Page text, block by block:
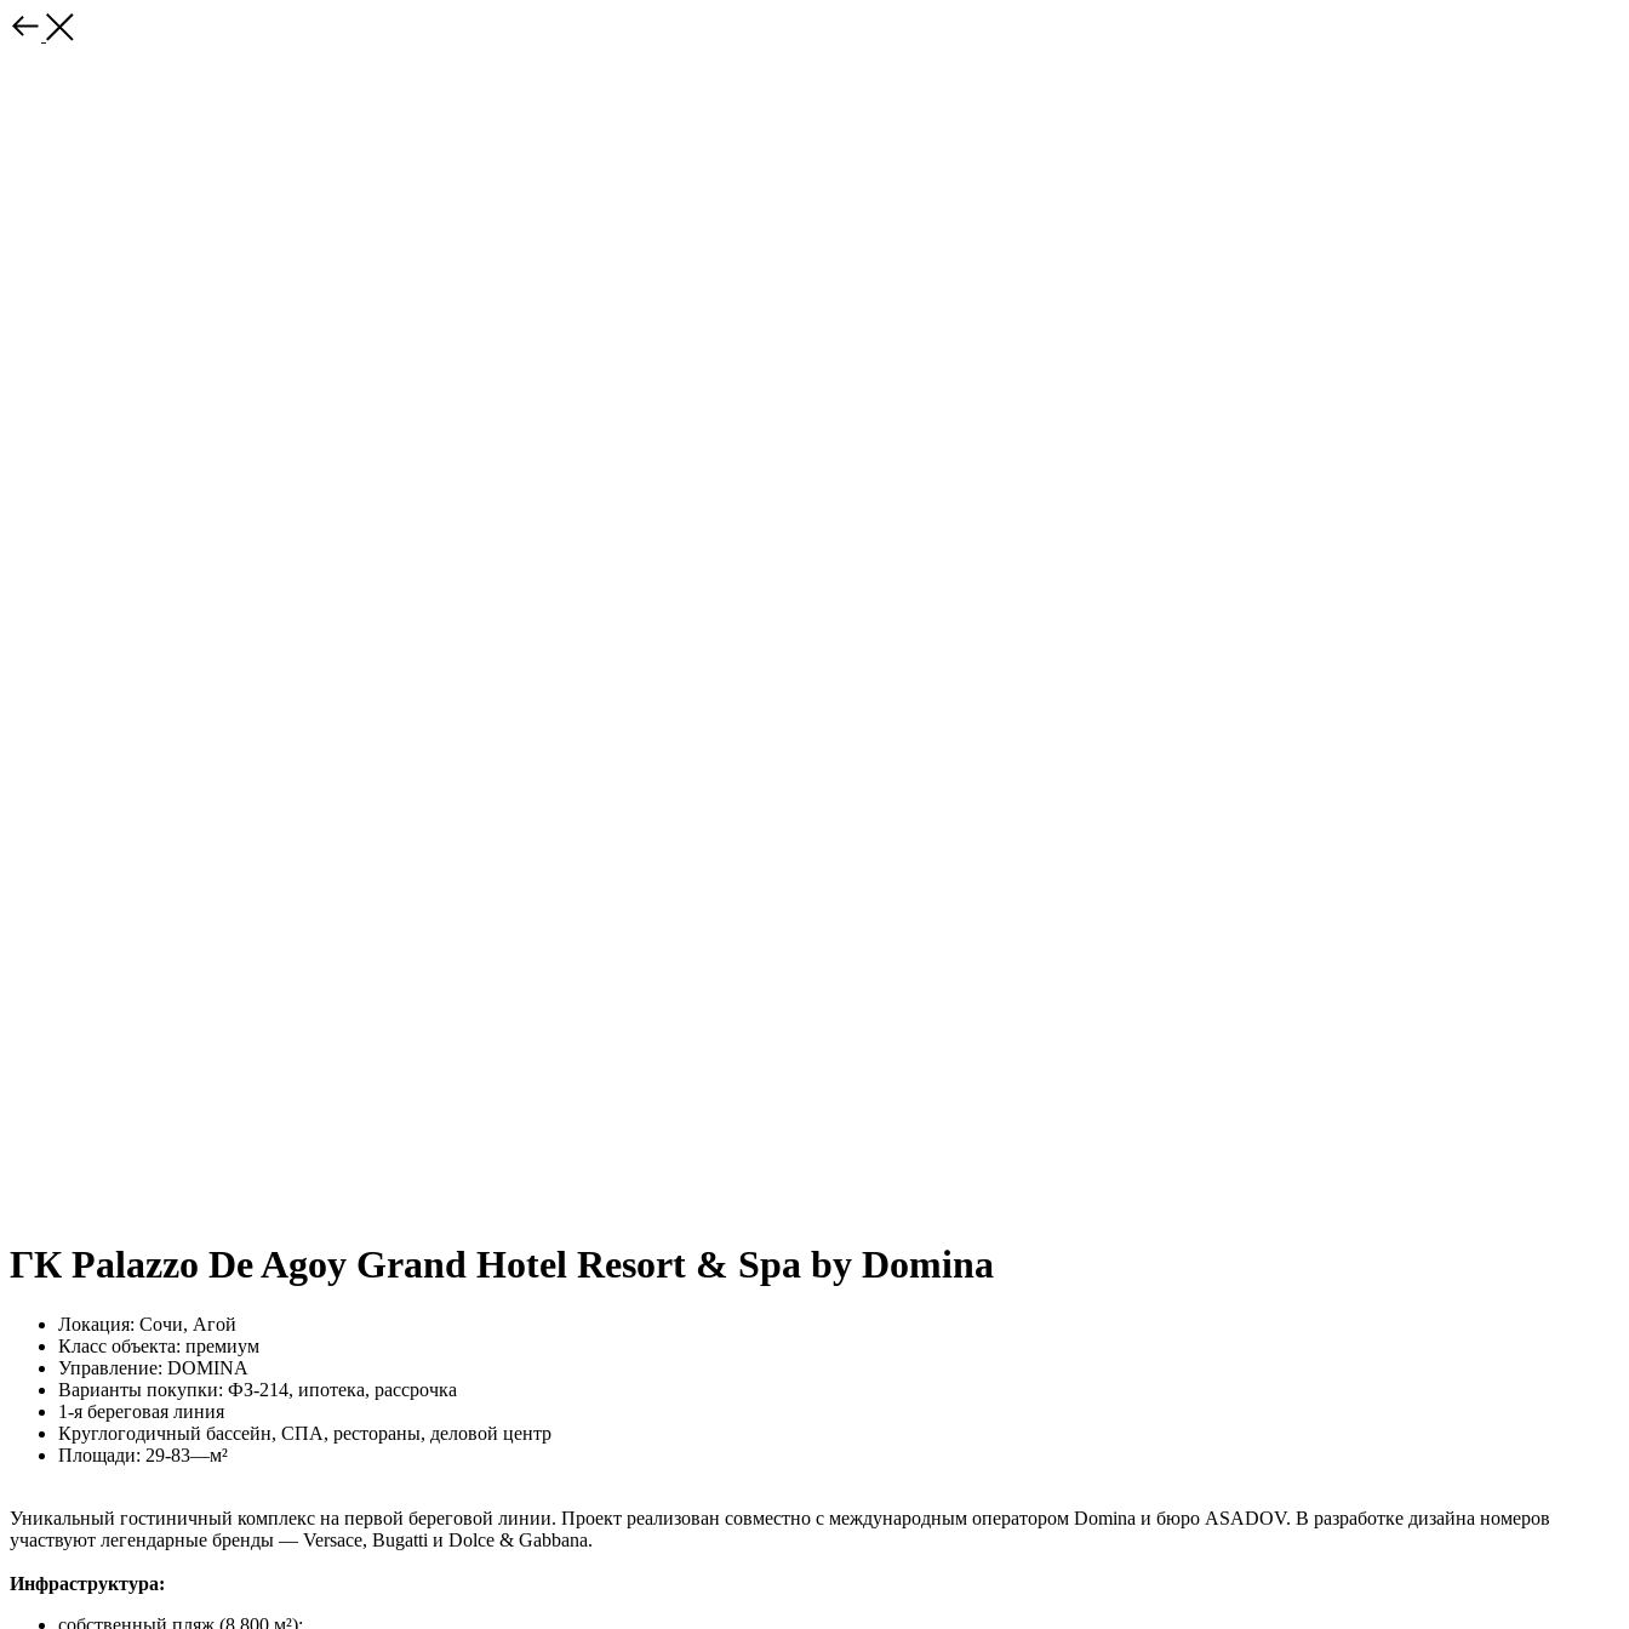
ГК Palazzo De Agoy Grand Hotel Resort & Spa by Domina
Локация: Сочи, Агой
Класс объекта: премиум
Управление: DOMINA
Варианты покупки: ФЗ-214, ипотека, рассрочка
1-я береговая линия
Круглогодичный бассейн, СПА, рестораны, деловой центр
Площади: 29-83—м²
Уникальный гостиничный комплекс на первой береговой линии. Проект реализован совместно с международным оператором Domina и бюро ASADOV. В разработке дизайна номеров
участвуют легендарные бренды — Versace, Bugatti и Dolce & Gabbana.
Инфраструктура:
собственный пляж (8 800 м²);